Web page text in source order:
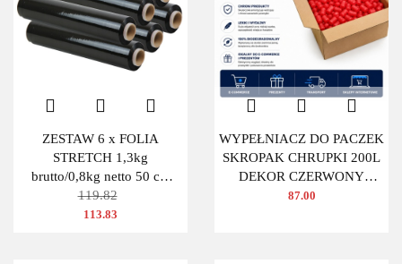
ZESTAW 6 x FOLIA
STRETCH 1,3kg
brutto/0,8kg netto 50 cm
CZARNA
119.82
113.83
WYPEŁNIACZ DO PACZEK
SKROPAK CHRUPKI 200L
DEKOR CZERWONY
OWAL
87.00